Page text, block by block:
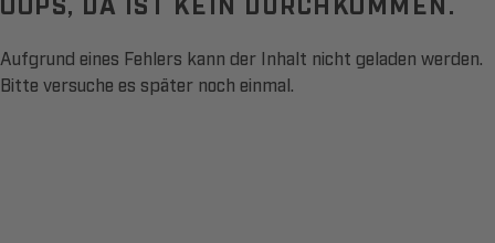
Aufgrund eines Fehlers kann der Inhalt nicht geladen werden.
Bitte versuche es später noch einmal.